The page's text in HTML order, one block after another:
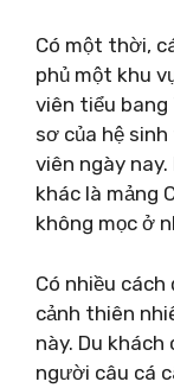
Có một thời,
phủ một khu
viên tiểu bang
sơ của hệ
viên ngày
khác là mảng
không mọc ở
Có nhiều
cảnh thiên
này. Du
người câu cá